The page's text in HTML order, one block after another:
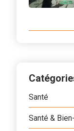
Santé
Santé &